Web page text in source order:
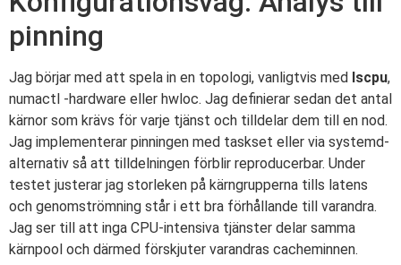
pinning
Jag börjar med att spela in en topologi, vanligtvis med lscpu,
numactl -hardware eller hwloc. Jag definierar sedan det antal
kärnor som krävs för varje tjänst och tilldelar dem till en nod.
Jag implementerar pinningen med taskset eller via systemd-
alternativ så att tilldelningen förblir reproducerbar. Under
testet justerar jag storleken på kärngrupperna tills latens
och genomströmning står i ett bra förhållande till varandra.
Jag ser till att inga CPU-intensiva tjänster delar samma
kärnpool och därmed förskjuter varandras cacheminnen.